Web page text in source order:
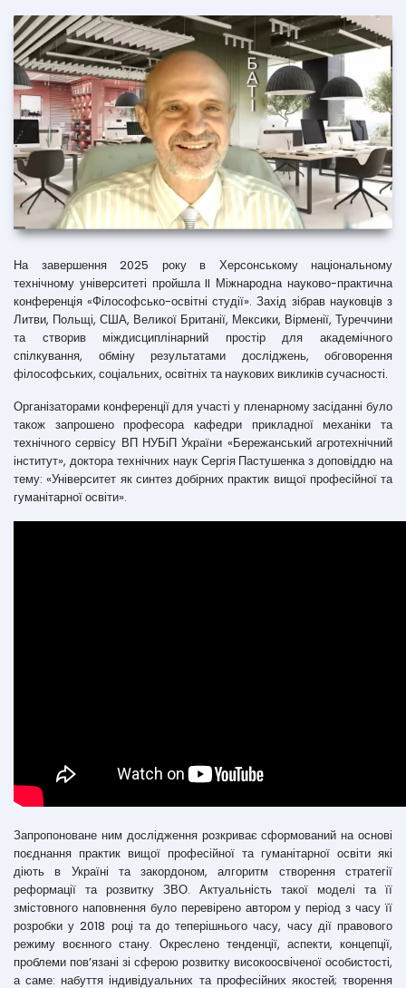
На завершення 2025 року в Херсонському національному
технічному університеті пройшла II Міжнародна науково-практична
конференція «Філософсько-освітні студії». Захід зібрав науковців з
Литви, Польщі, США, Великої Британії, Мексики, Вірменії, Туреччини
та створив міждисциплінарний простір для академічного
спілкування, обміну результатами досліджень, обговорення
філософських, соціальних, освітніх та наукових викликів сучасності.
Організаторами конференції для участі у пленарному засіданні було
також запрошено професора кафедри прикладної механіки та
технічного сервісу ВП НУБіП України «Бережанський агротехнічний
інститут», доктора технічних наук Сергія Пастушенка з доповіддю на
тему: «Університет як синтез добірних практик вищої професійної та
гуманітарної освіти».
Запропоноване ним дослідження розкриває сформований на основі
поєднання практик вищої професійної та гуманітарної освіти які
діють в Україні та закордоном, алгоритм створення стратегії
реформації та розвитку ЗВО. Актуальність такої моделі та її
змістовного наповнення було перевірено автором у період з часу її
розробки у 2018 році та до теперішнього часу, часу дії правового
режиму воєнного стану. Окреслено тенденції, аспекти, концепції,
проблеми пов’язані зі сферою розвитку високоосвіченої особистості,
а саме: набуття індивідуальних та професійних якостей; творення